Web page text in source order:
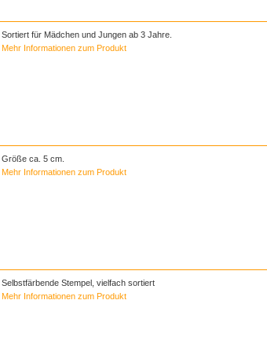
Sortiert für Mädchen und Jungen ab 3 Jahre.
Mehr Informationen zum Produkt
Größe ca. 5 cm.
Mehr Informationen zum Produkt
Selbstfärbende Stempel, vielfach sortiert
Mehr Informationen zum Produkt